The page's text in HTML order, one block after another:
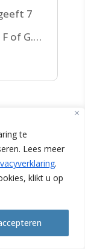
te
Lees meer
.
klikt u op
7
of G.
Open